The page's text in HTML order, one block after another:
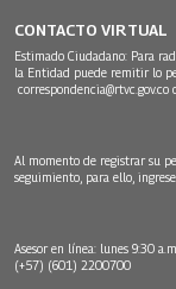
CONTACTO VIRTUAL
Estimado Ciudadano: Para
la Entidad puede remitir lo
correspondencia@rtvc.gov.co
Al momento de registrar su
seguimiento, para ello,
Asesor en línea: lunes 9:30
(+57) (601) 2200700